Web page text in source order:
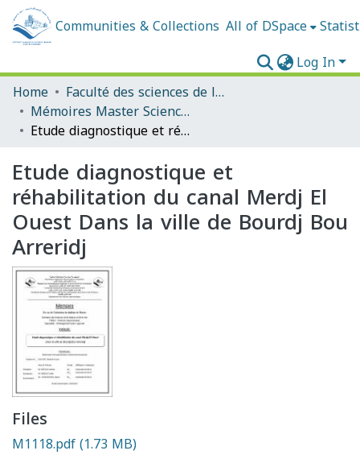
Communities & Collections All of DSpace
Log In
Home
Faculté des sciences de la nature et de la vie et sciences de la terre et de l'univers
Mémoires Master Sciences Agronomiques
Etude diagnostique et réhabilitation du canal Merdj El Ouest Dans la ville de Bourdj Bou Arreridj
Etude diagnostique et
réhabilitation du canal Merdj El
Ouest Dans la ville de Bourdj Bou
Arreridj
Files
M1118.pdf(1.73 MB)